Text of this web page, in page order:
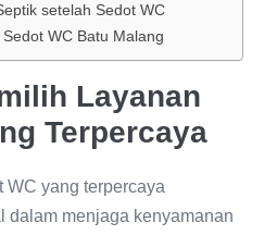
setelah Sedot WC
WC Batu Malang
Layanan
Terpercaya
WC yang terpercaya
dalam menjaga kenyamanan